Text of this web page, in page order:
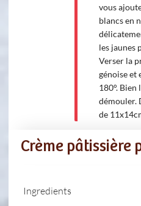
vous
blancs en
les jaunes
Verser la
génoise et
180°.
démouler.
de
Crème pâtissière
Ingredients